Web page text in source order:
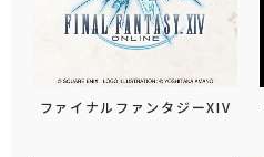
ファイナルファンタジーXIV